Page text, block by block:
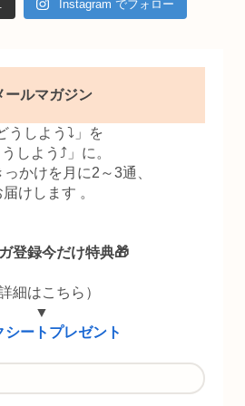
Instagram でフォロー
ールマガジン
うしよう⤵」を
うしよう⤴」に。
かけを月に2～3通、
届けします 。
登録今だけ特典🎁
詳細はこちら）
▼
シートプレゼント